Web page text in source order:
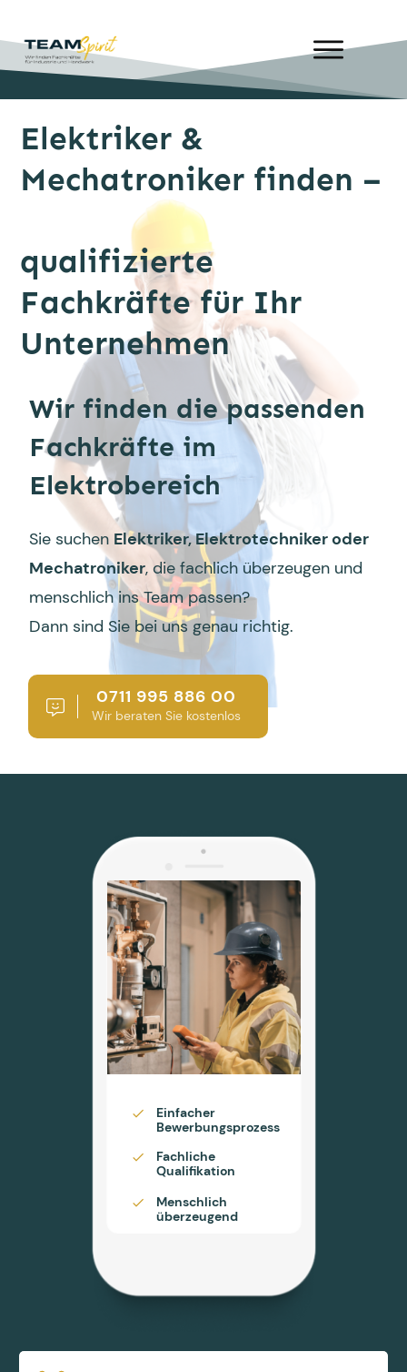
Elektriker &
Mechatroniker finden –
qualifizierte
Fachkräfte für Ihr
Unternehmen
Wir finden die passenden
Fachkräfte im
Elektrobereich
Sie suchen Elektriker, Elektrotechniker oder
Mechatroniker, die fachlich überzeugen und
menschlich ins Team passen?
Dann sind Sie bei uns genau richtig.
0711 995 886 00
Wir beraten Sie kostenlos
Einfacher
Bewerbungsprozess
Fachliche
Qualifikation
Menschlich
überzeugend